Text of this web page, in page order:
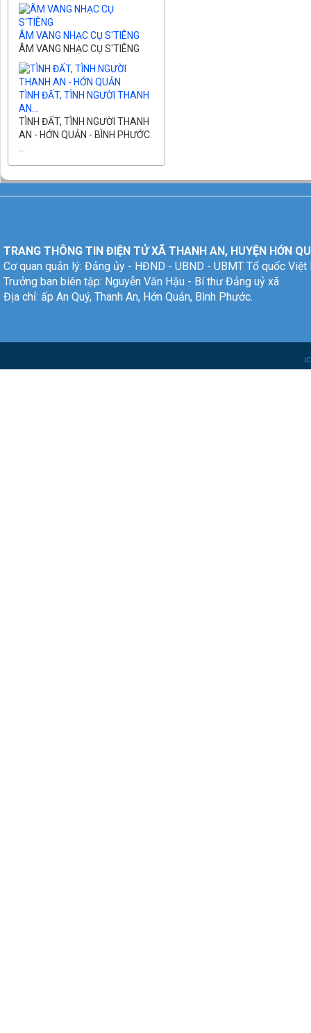
ÂM VANG NHẠC CỤ S'TIÊNG
ÂM VANG NHẠC CỤ S'TIÊNG
TÌNH ĐẤT, TÌNH NGƯỜI THANH
AN...
TÌNH ĐẤT, TÌNH NGƯỜI THANH
AN - HỚN QUẢN - BÌNH PHƯỚC.
TRANG THÔNG TIN ĐIỆN TỬ XÃ THANH AN, HUYỆN HỚN
Cơ quan quản lý: Đảng ủy - HĐND - UBND - UBMT Tổ quốc Việt
Trưởng ban biên tập: Nguyễn Văn Hậu - Bí thư Đảng uỷ xã
Địa chỉ: ấp An Quý, Thanh An, Hớn Quản, Bình Phước.